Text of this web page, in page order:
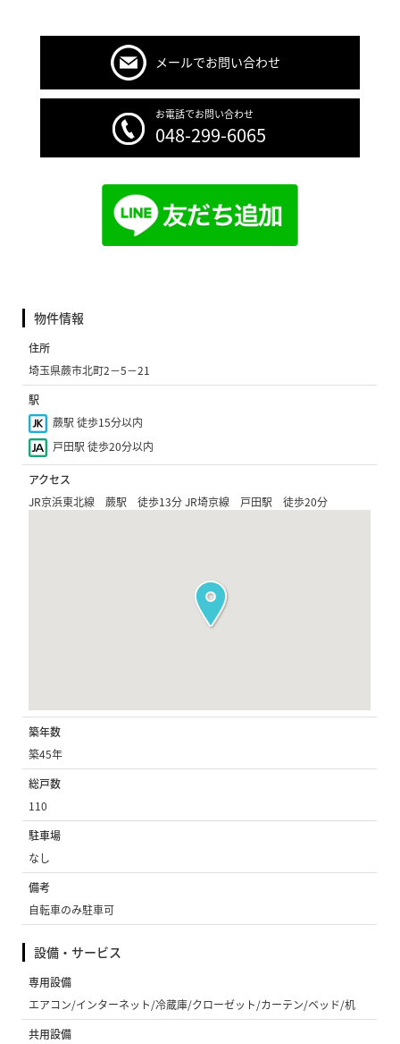
メールでお問い合わせ
お電話でお問い合わせ
048-299-6065
物件情報
住所
埼玉県蕨市北町2−5−21
駅
蕨駅 徒歩15分以内
戸田駅 徒歩20分以内
アクセス
JR京浜東北線 蕨駅 徒歩13分 JR埼京線 戸田駅 徒歩20分
築年数
築45年
総戸数
110
駐車場
なし
備考
自転車のみ駐車可
設備・サービス
専用設備
エアコン/インターネット/冷蔵庫/クローゼット/カーテン/ベッド/机
共用設備